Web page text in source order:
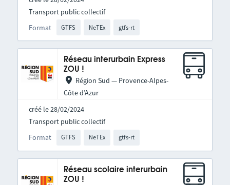
Format GTFS NeTEx gtfs-rt
Transport public collectif
Réseau interurbain Express
ZOU !
Région Sud — Provence-Alpes-
Côte d’Azur
créé le 28/02/2024
Format GTFS NeTEx gtfs-rt
Transport public collectif
Réseau scolaire interurbain
ZOU !